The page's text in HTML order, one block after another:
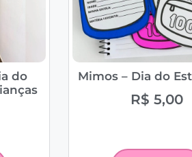
do
Mimos – Dia do
R$ 5,00